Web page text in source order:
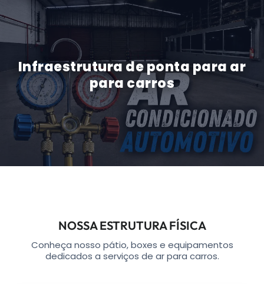
Infraestrutura de ponta para ar
para carros
NOSSA ESTRUTURA FÍSICA
Conheça nosso pátio, boxes e equipamentos
dedicados a serviços de ar para carros.